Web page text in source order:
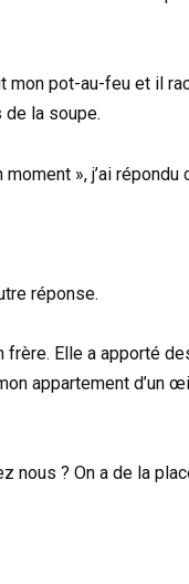
mon pot-au-feu et il
de la soupe.
», j’ai répondu
réponse.
Elle a apporté
appartement
nous ? On a de la